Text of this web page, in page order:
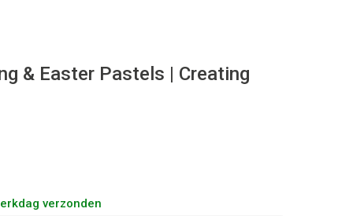
& Easter Pastels | Creating
verzonden